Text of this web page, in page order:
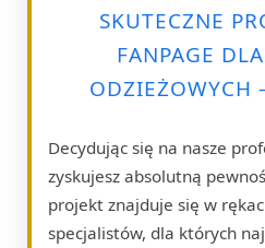
SKUTECZNE
FANPAGE
ODZIEŻOWYCH
Decydując się na nasze
zyskujesz absolutną
projekt znajduje się w
specjalistów, dla których